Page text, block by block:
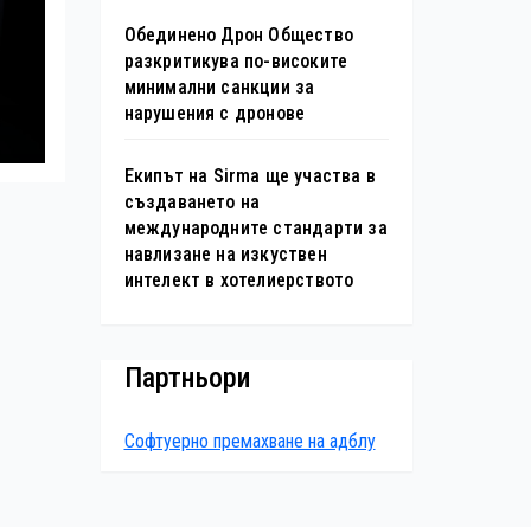
Обединено Дрон Общество
разкритикува по-високите
минимални санкции за
нарушения с дронове
Екипът на Sirma ще участва в
създаването на
международните стандарти за
навлизане на изкуствен
интелект в хотелиерството
Партньори
Софтуерно премахване на адблу